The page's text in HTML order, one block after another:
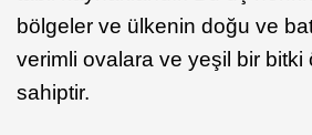
bölgeler ve ülkenin doğu ve
verimli ovalara ve yeşil bir bitki
sahiptir.